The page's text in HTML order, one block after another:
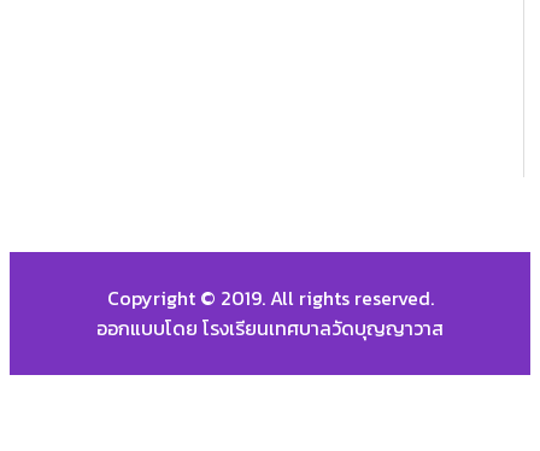
Copyright © 2019. All rights reserved.
ออกแบบโดย โรงเรียนเทศบาลวัดบุญญาวาส